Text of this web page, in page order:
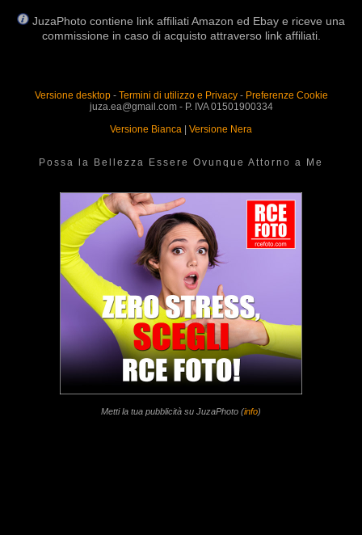
JuzaPhoto contiene link affiliati Amazon ed Ebay e riceve una
commissione in caso di acquisto attraverso link affiliati.
Versione desktop- Termini di utilizzo e Privacy- Preferenze Cookie
juza.ea@gmail.com - P. IVA 01501900334
Versione Bianca
Versione Nera
Possa la Bellezza Essere Ovunque Attorno a Me
Metti la tua pubblicità su JuzaPhoto (info)